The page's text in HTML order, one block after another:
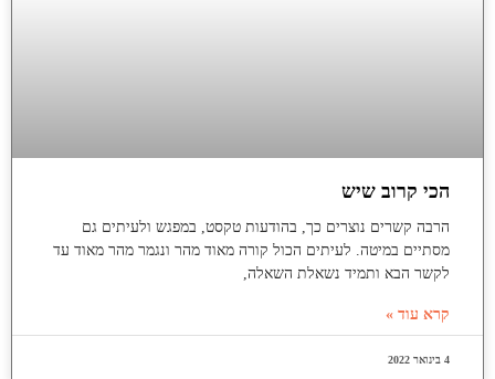
הכי קרוב שיש
הרבה קשרים נוצרים כך, בהודעות טקסט, במפגש ולעיתים גם
מסתיים במיטה. לעיתים הכול קורה מאוד מהר ונגמר מהר מאוד עד
לקשר הבא ותמיד נשאלת השאלה,
קרא עוד »
4 בינואר 2022